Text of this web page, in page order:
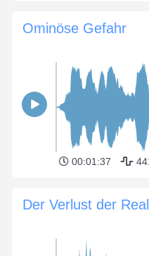
Ominöse Gefahr
00:01:37
Der Verlust der